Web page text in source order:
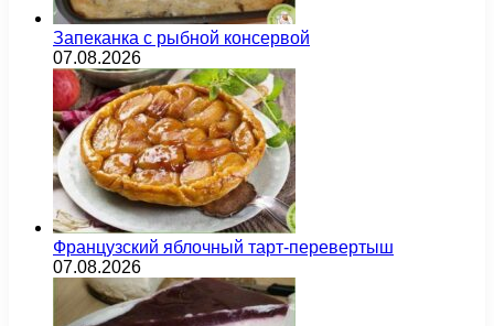
Запеканка с рыбной консервой
07.08.2026
Французский яблочный тарт-перевертыш
07.08.2026